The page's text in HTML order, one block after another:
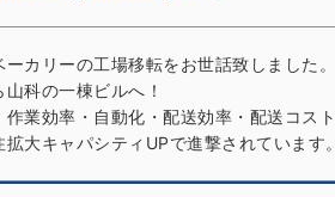
カリーの工場移転をお世話致しました。
科の一棟ビルへ！
作業効率・自動化・配送効率・配送コスト
大キャパシティUPで進撃されています。